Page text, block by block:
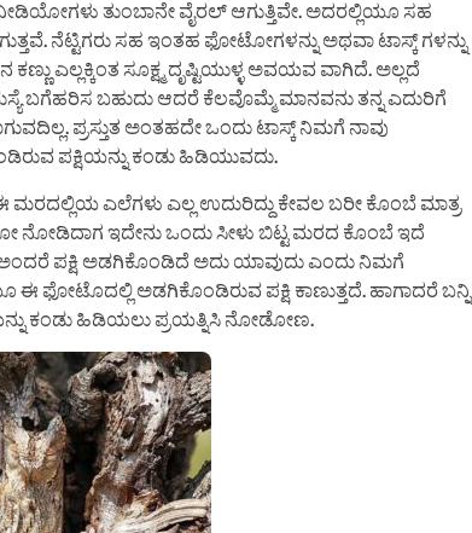
ತುಂಬಾನೇ ವೈರಲ್ ಆಗುತ್ತಿವೇ. ಅದರಲ್ಲಿಯೂ ಸಹ
ನೆಟ್ಟಿಗರು ಸಹ ಇಂತಹ ಫೋಟೋಗಳನ್ನು ಅಥವಾ ಟಾಸ್ಕ್ ಗಳನ್ನು
ಎಲ್ಲಕ್ಕಿಂತ ಸೂಕ್ಷ್ಮ ದೃಷ್ಟಿಯುಳ್ಳ ಅವಯವ ವಾಗಿದೆ. ಅಲ್ಲದೆ
ಬಗೆಹರಿಸ ಬಹುದು ಆದರೆ ಕೆಲವೊಮ್ಮೆ ಮಾನವನು ತನ್ನ ಎದುರಿಗೆ
ಪ್ರಸ್ತುತ ಅಂತಹದೇ ಒಂದು ಟಾಸ್ಕ್ ನಿಮಗೆ ನಾವು
ಪಕ್ಷಿಯನ್ನು ಕಂಡು ಹಿಡಿಯುವದು.
ಎಲೆಗಳು ಎಲ್ಲ ಉದುರಿದ್ದು ಕೇವಲ ಬರೀ ಕೊಂಬೆ ಮಾತ್ರ
ನೋಡಿದಾಗ ಇದೇನು ಒಂದು ಸೀಳು ಬಿಟ್ಟ ಮರದ ಕೊಂಬೆ ಇದೆ
ಪಕ್ಷಿ ಅಡಗಿಕೊಂಡಿದೆ ಅದು ಯಾವುದು ಎಂದು ನಿಮಗೆ
ಈ ಫೋಟೊದಲ್ಲಿ ಅಡಗಿಕೊಂಡಿರುವ ಪಕ್ಷಿ ಕಾಣುತ್ತದೆ. ಹಾಗಾದರೆ ಬನ್ನಿ
ಕಂಡು ಹಿಡಿಯಲು ಪ್ರಯತ್ನಿಸಿ ನೋಡೋಣ.